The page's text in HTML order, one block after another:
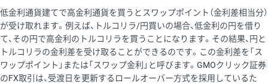
低金利通貨建てで高金利通貨を買うとスワップポイント（金利差相当分）
が受け取れます。例えば、トルコリラ/円買いの場合、低金利の円を借り
て、その円で高金利のトルコリラを買うことになります。その結果、円と
トルコリラの金利差を受け取ることができるのです。この金利差を「ス
ワップポイント」または「スワップ金利」と呼びます。GMOクリック証券
のFX取引は、受渡日を更新するロールオーバー方式を採用しているた